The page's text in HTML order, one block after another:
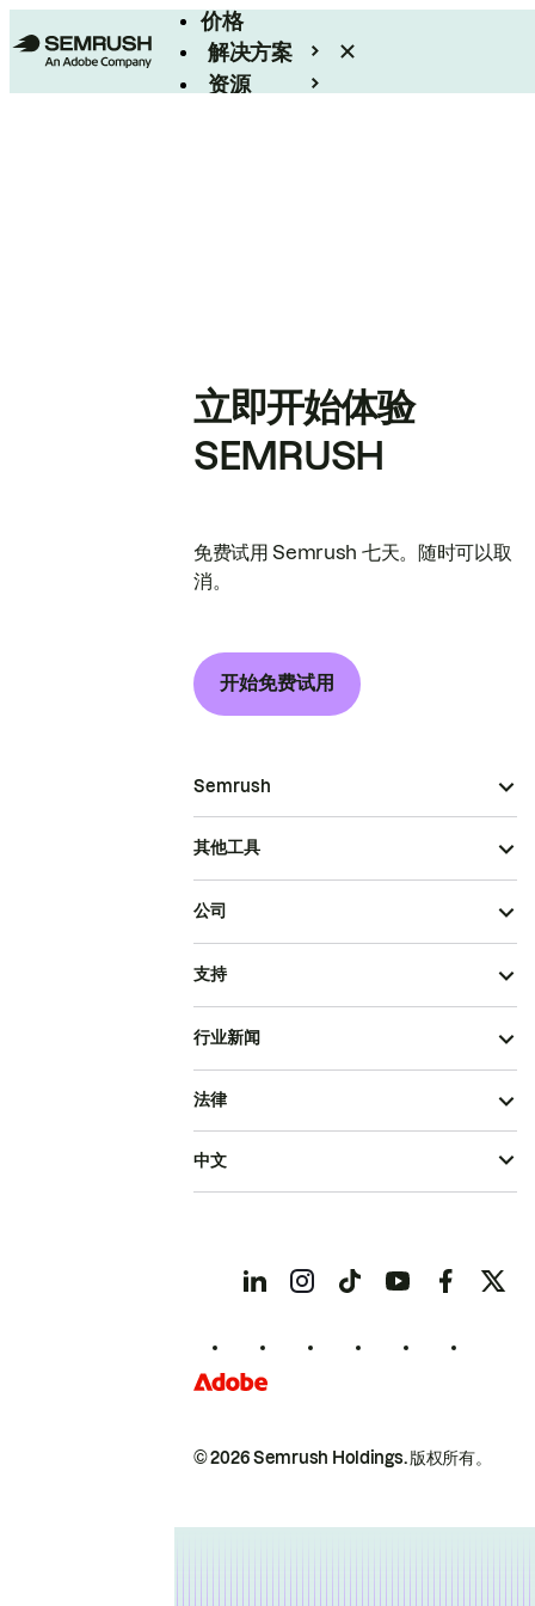
价格
解决方案
资源
立即开始体验
SEMRUSH
免费试用 Semrush 七天。随时可以取
消。
开始免费试用
Semrush
其他工具
公司
支持
行业新闻
© 2026 Semrush Holdings.版权所有。
法律
中文